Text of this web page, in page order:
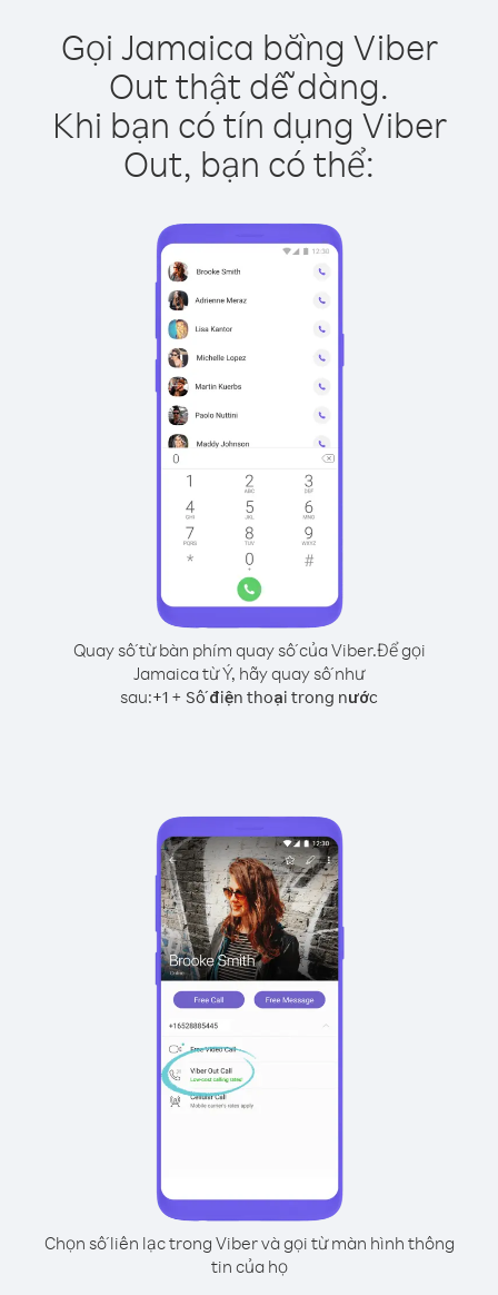
Gọi Jamaica bằng Viber
Out thật dễ dàng.
Khi bạn có tín dụng Viber
Out, bạn có thể:
Quay số từ bàn phím quay số của Viber.Để gọi
Jamaica từ Ý, hãy quay số như
sau:+1 + Số điện thoại trong nước
Chọn số liên lạc trong Viber và gọi từ màn hình thông
tin của họ